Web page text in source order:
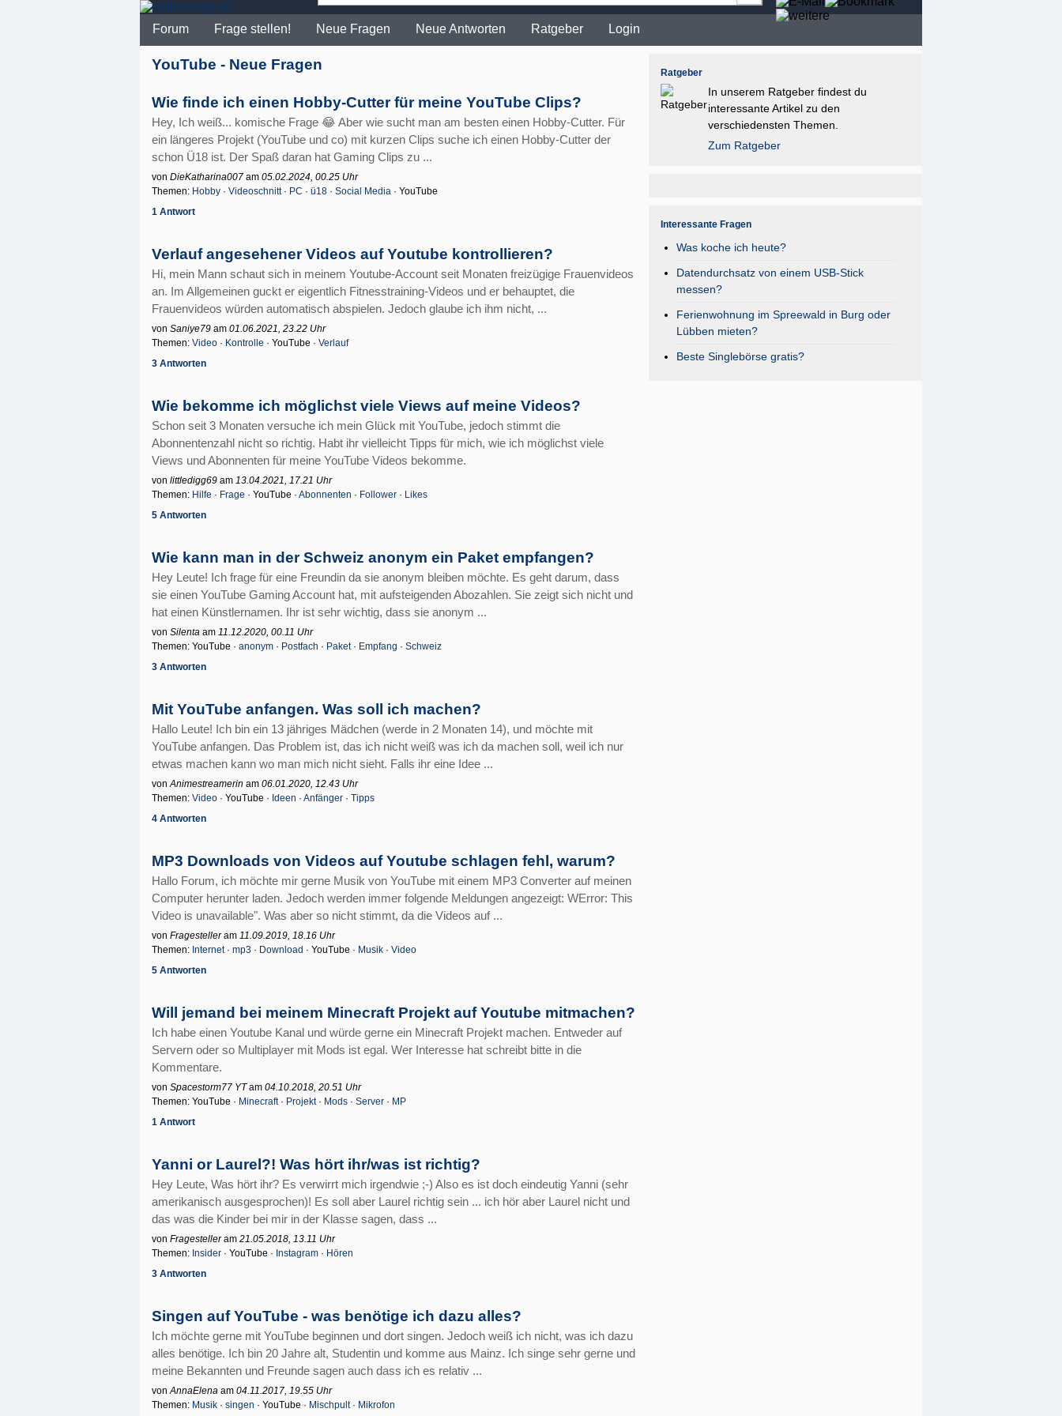
Forum Frage stellen! Neue Fragen Neue Antworten Ratgeber Login
YouTube - Neue Fragen
Wie finde ich einen Hobby-Cutter für meine YouTube Clips?
Hey, Ich weiß... komische Frage 😂 Aber wie sucht man am besten einen Hobby-Cutter. Für
ein längeres Projekt (YouTube und co) mit kurzen Clips suche ich einen Hobby-Cutter der
schon Ü18 ist. Der Spaß daran hat Gaming Clips zu ...
von DieKatharina007 am 05.02.2024, 00.25 Uhr
Themen: Hobby · Videoschnitt· PC · ü18 · Social Media · YouTube
1 Antwort
Verlauf angesehener Videos auf Youtube kontrollieren?
Hi, mein Mann schaut sich in meinem Youtube-Account seit Monaten freizügige Frauenvideos
an. Im Allgemeinen guckt er eigentlich Fitnesstraining-Videos und er behauptet, die
Frauenvideos würden automatisch abspielen. Jedoch glaube ich ihm nicht, ...
von Saniye79 am 01.06.2021, 23.22 Uhr
Themen: Video · Kontrolle · YouTube · Verlauf
3 Antworten
Wie bekomme ich möglichst viele Views auf meine Videos?
Schon seit 3 Monaten versuche ich mein Glück mit YouTube, jedoch stimmt die
Abonnentenzahl nicht so richtig. Habt ihr vielleicht Tipps für mich, wie ich möglichst viele
Views und Abonnenten für meine YouTube Videos bekomme.
von littledigg69 am 13.04.2021, 17.21 Uhr
Themen: Hilfe · Frage · YouTube · Abonnenten · Follower · Likes
5 Antworten
Wie kann man in der Schweiz anonym ein Paket empfangen?
Hey Leute! Ich frage für eine Freundin da sie anonym bleiben möchte. Es geht darum, dass
sie einen YouTube Gaming Account hat, mit aufsteigenden Abozahlen. Sie zeigt sich nicht und
hat einen Künstlernamen. Ihr ist sehr wichtig, dass sie anonym ...
von Silenta am 11.12.2020, 00.11 Uhr
Themen: YouTube · anonym · Postfach · Paket· Empfang · Schweiz
3 Antworten
Mit YouTube anfangen. Was soll ich machen?
Hallo Leute! Ich bin ein 13 jähriges Mädchen (werde in 2 Monaten 14), und möchte mit
YouTube anfangen. Das Problem ist, das ich nicht weiß was ich da machen soll, weil ich nur
etwas machen kann wo man mich nicht sieht. Falls ihr eine Idee ...
vonAnimestreamerin am 06.01.2020, 12.43 Uhr
Themen: Video · YouTube · Ideen · Anfänger · Tipps
4 Antworten
MP3 Downloads von Videos auf Youtube schlagen fehl, warum?
Hallo Forum, ich möchte mir gerne Musik von YouTube mit einem MP3 Converter auf meinen
Computer herunter laden. Jedoch werden immer folgende Meldungen angezeigt: WError: This
Video is unavailable". Was aber so nicht stimmt, da die Videos auf ...
von Fragestelleram 11.09.2019, 18.16 Uhr
Themen: Internet· mp3 · Download · YouTube · Musik · Video
5 Antworten
Will jemand bei meinem Minecraft Projekt auf Youtube mitmachen?
Ich habe einen Youtube Kanal und würde gerne ein Minecraft Projekt machen. Entweder auf
Servern oder so Multiplayer mit Mods ist egal. Wer Interesse hat schreibt bitte in die
Kommentare.
von Spacestorm77 YTam 04.10.2018, 20.51 Uhr
Themen: YouTube · Minecraft· Projekt· Mods · Server · MP
1 Antwort
Yanni or Laurel?! Was hört ihr/was ist richtig?
Hey Leute, Was hört ihr? Es verwirrt mich irgendwie ;-) Also es ist doch eindeutig Yanni (sehr
amerikanisch ausgesprochen)! Es soll aber Laurel richtig sein ... ich hör aber Laurel nicht und
das was die Kinder bei mir in der Klasse sagen, dass ...
von Fragestelleram 21.05.2018, 13.11 Uhr
Themen: Insider · YouTube · Instagram · Hören
3 Antworten
Singen auf YouTube - was benötige ich dazu alles?
Ich möchte gerne mit YouTube beginnen und dort singen. Jedoch weiß ich nicht, was ich dazu
alles benötige. Ich bin 20 Jahre alt, Studentin und komme aus Mainz. Ich singe sehr gerne und
meine Bekannten und Freunde sagen auch dass ich es relativ ...
vonAnnaElena am 04.11.2017, 19.55 Uhr
Themen: Musik · singen · YouTube · Mischpult· Mikrofon
Ratgeber
In unserem Ratgeber findest du
interessante Artikel zu den
verschiedensten Themen.
Zum Ratgeber
Interessante Fragen
Was koche ich heute?
Datendurchsatz von einem USB-Stick
messen?
Ferienwohnung im Spreewald in Burg oder
Lübben mieten?
Beste Singlebörse gratis?